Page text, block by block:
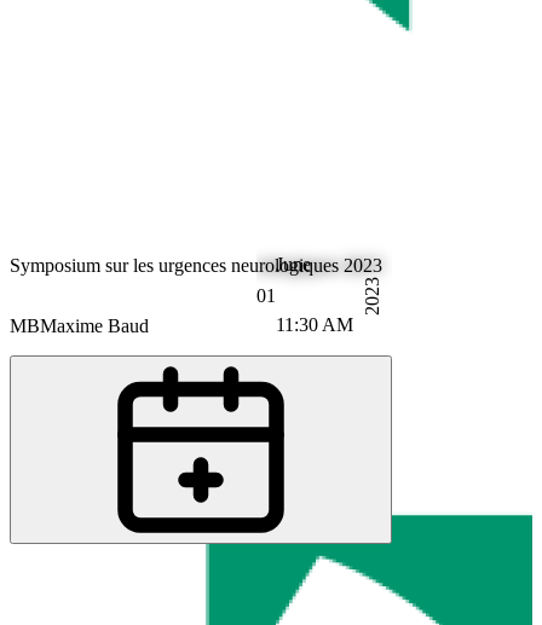
01
June
11:30 AM
2023
Symposium sur les urgences neurologiques 2023
MBMaxime Baud
Ronny Beer